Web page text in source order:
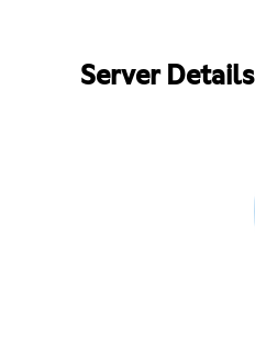
Server Details